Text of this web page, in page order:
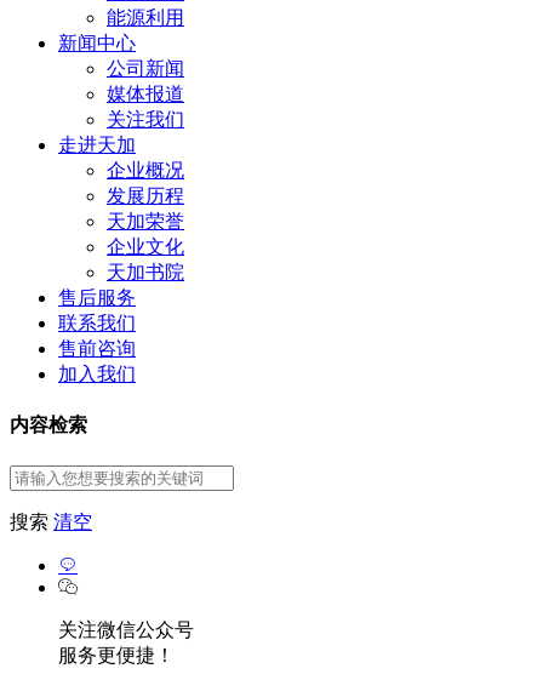
能源利用
新闻中心
公司新闻
媒体报道
关注我们
走进天加
企业概况
发展历程
天加荣誉
企业文化
天加书院
售后服务
联系我们
售前咨询
加入我们
内容检索
搜索 清空
关注微信公众号
服务更便捷！